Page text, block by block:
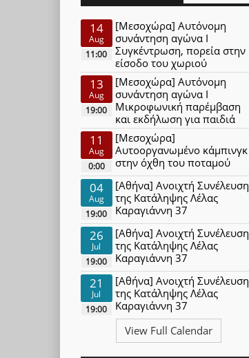
14
Aug
11:00
[Μεσοχώρα] Αυτόνομη
συνάντηση αγώνα Ι
Συγκέντρωση, πορεία στην
είσοδο του χωριού
13
Aug
19:00
[Μεσοχώρα] Αυτόνομη
συνάντηση αγώνα Ι
Μικροφωνική παρέμβαση
και εκδήλωση για παιδιά
11
Aug
0:00
[Μεσοχώρα]
Αυτοοργανωμένο κάμπινγκ
στην όχθη του ποταμού
04
Aug
19:00
[Αθήνα] Ανοιχτή Συνέλευση
της Κατάληψης Λέλας
Καραγιάννη 37
26
Jul
19:00
[Αθήνα] Ανοιχτή Συνέλευση
της Κατάληψης Λέλας
Καραγιάννη 37
21
Jul
19:00
[Αθήνα] Ανοιχτή Συνέλευση
της Κατάληψης Λέλας
Καραγιάννη 37
View Full Calendar